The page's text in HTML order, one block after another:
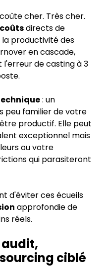
cher. Très cher.
coûtsdirects de
productivité des
en cascade,
de casting à 3
: un
peu familier de votre
productif. Elle peut
exceptionnel mais
ou votre
qui parasiteront
d'éviter ces écueils
approfondie de
réels.
audit,
ciblé